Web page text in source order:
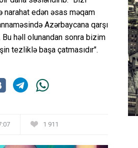
narahat edən əsas məqam
Azərbaycana qarşı
Bu həll olunandan sonra bizim
tezliklə başa çatmasıdır".
1 911